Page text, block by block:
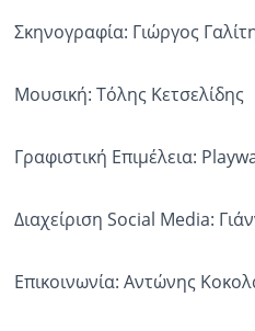
Σκηνογραφία: Γιώργος
Μουσική: Τόλης Κετσελίδης
Γραφιστική Επιμέλεια:
Διαχείριση Social Media:
Επικοινωνία: Αντώνης